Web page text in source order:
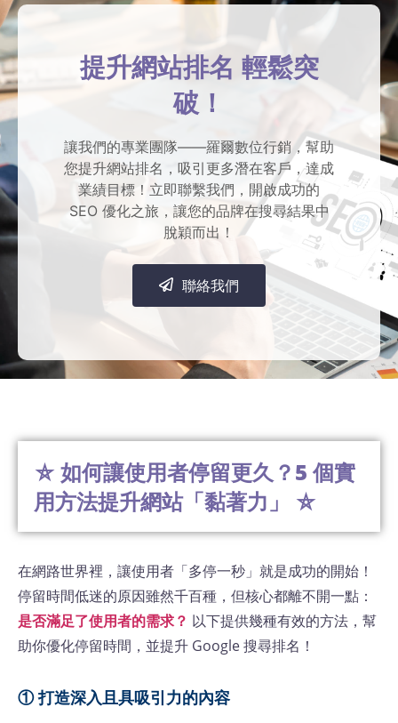
提升網站排名 輕鬆突
破！
讓我們的專業團隊——羅爾數位行銷，幫助
您提升網站排名，吸引更多潛在客戶，達成
業績目標！立即聯繫我們，開啟成功的
SEO 優化之旅，讓您的品牌在搜尋結果中
脫穎而出！
聯絡我們
⛤ 如何讓使用者停留更久？5 個實
用方法提升網站「黏著力」 ⛤
在網路世界裡，讓使用者「多停一秒」就是成功的開始！
停留時間低迷的原因雖然千百種，但核心都離不開一點：
是否滿足了使用者的需求？ 以下提供幾種有效的方法，幫
助你優化停留時間，並提升 Google 搜尋排名！
① 打造深入且具吸引力的內容